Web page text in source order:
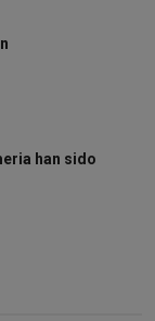
han sido